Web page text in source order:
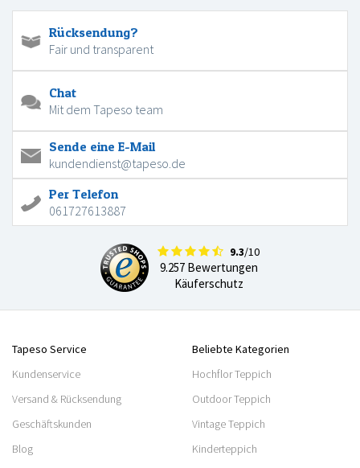
Rücksendung?
Fair und transparent
Chat
Mit dem Tapeso team
Sende eine E-Mail
kundendienst@tapeso.de
Per Telefon
061727613887
9.3/10
9.257 Bewertungen
Käuferschutz
Tapeso Service
Kundenservice
Versand & Rücksendung
Geschäftskunden
Blog
Beliebte Kategorien
Hochflor Teppich
Outdoor Teppich
Vintage Teppich
Kinderteppich